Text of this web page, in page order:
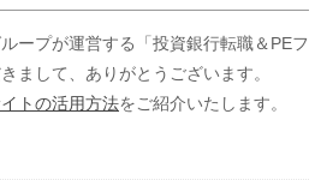
ープが運営する「投資銀行転職＆PEフ
まして、ありがとうございます。
トの活用方法をご紹介いたします。